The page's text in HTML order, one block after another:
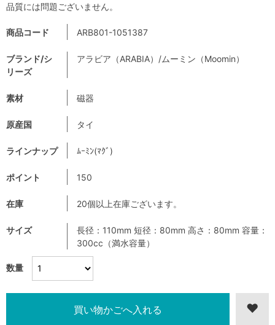
数量
商品コード ARB801-1051387
ブランド/シ
リーズ
アラビア（ARABIA）/ムーミン（Moomin）
素材 磁器
原産国 タイ
ラインナップ ﾑｰﾐﾝ(ﾏｸﾞ)
ポイント 150
在庫 20個以上在庫ございます。
サイズ
長径：110mm 短径：80mm 高さ：80mm 容量：
300cc（満水容量）
品質には問題ございません。